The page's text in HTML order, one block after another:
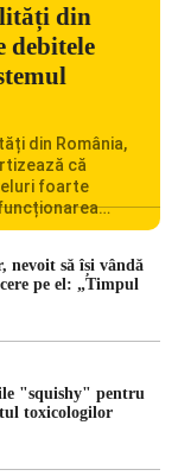
din
debitele
din România,
că
foarte
se confruntă
de vedere
nevoit să își vândă
pe el: „Timpul
"squishy" pentru
toxicologilor